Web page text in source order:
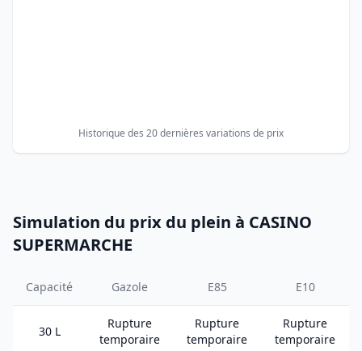
Historique des 20 dernières variations de prix
Simulation du prix du plein à CASINO
SUPERMARCHE
Capacité Gazole E85 E10
30 L
Rupture
temporaire
Rupture
temporaire
Rupture
temporaire